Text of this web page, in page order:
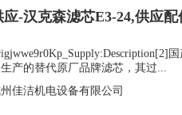
应-汉克森滤芯E3-24,供应配
产的替代原厂品牌滤芯，其过...
佳洁机电设备有限公司